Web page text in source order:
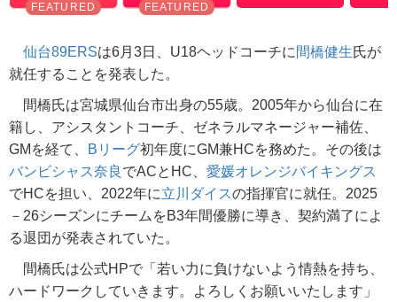
仙台89ERSは6月3日、U18ヘッドコーチに 間橋健生氏が
就任することを発表した。
間橋氏は宮城県仙台市出身の55歳。2005年から仙台に在
籍し、アシスタントコーチ、ゼネラルマネージャー補佐、
GMを経て、
Bリーグ初年度にGM兼HCを務めた。その後は
バンビシャス奈良 でACとHC、 愛媛オレンジバイキングス
でHCを担い、2022年に立川ダイスの指揮官に就任。2025
－26シーズンにチームをB3年間優勝に導き、契約満了によ
る退団が発表されていた。
間橋氏は公式HPで「若い力に負けないよう情熱を持ち、
ハードワークしていきます。よろしくお願いいたします」